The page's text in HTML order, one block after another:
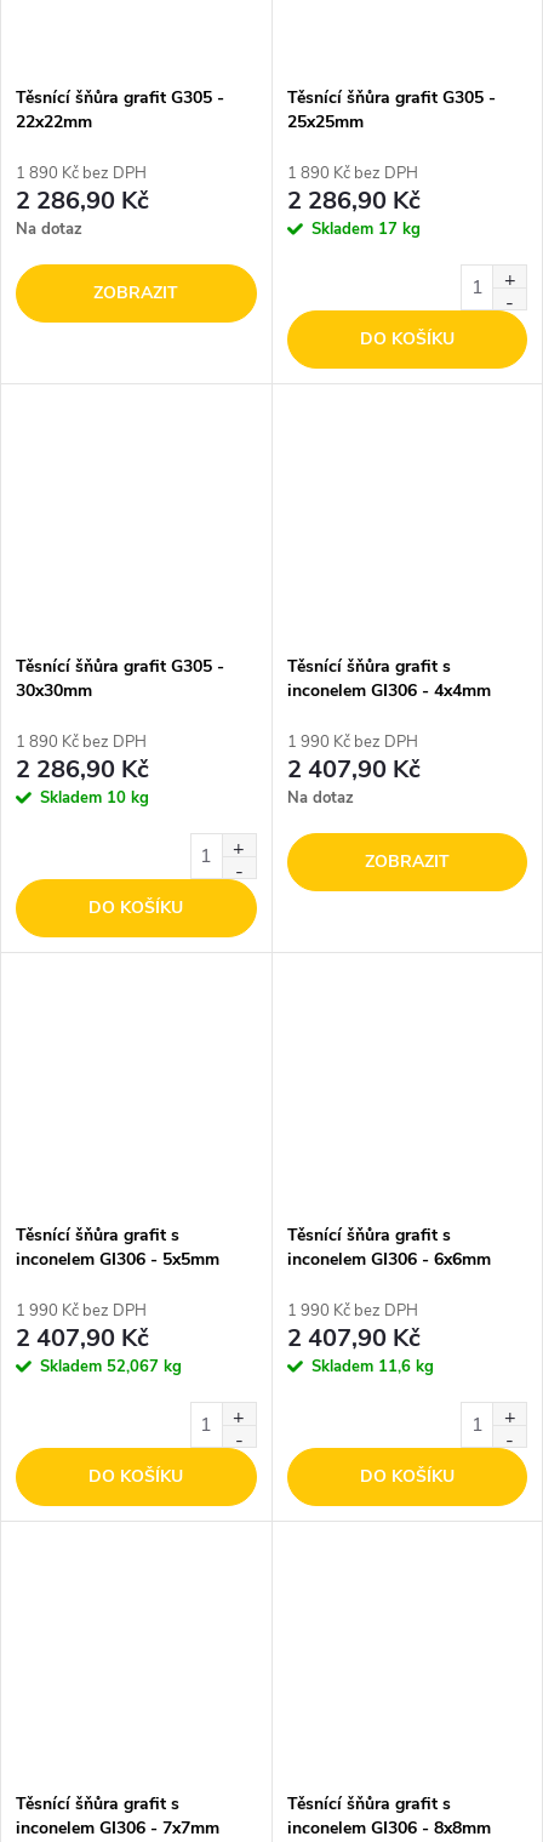
Těsnící šňůra grafit G305 -
22x22mm
1 890 Kč bez DPH
2 286,90 Kč
Na dotaz
ZOBRAZIT
Těsnící šňůra grafit G305 -
25x25mm
1 890 Kč bez DPH
2 286,90 Kč
Skladem 17 kg
DO KOŠÍKU
Těsnící šňůra grafit G305 -
30x30mm
1 890 Kč bez DPH
2 286,90 Kč
Skladem 10 kg
DO KOŠÍKU
Těsnící šňůra grafit s
inconelem GI306 - 4x4mm
1 990 Kč bez DPH
2 407,90 Kč
Na dotaz
ZOBRAZIT
Těsnící šňůra grafit s
inconelem GI306 - 5x5mm
1 990 Kč bez DPH
2 407,90 Kč
Skladem 52,067 kg
DO KOŠÍKU
Těsnící šňůra grafit s
inconelem GI306 - 6x6mm
1 990 Kč bez DPH
2 407,90 Kč
Skladem 11,6 kg
DO KOŠÍKU
Těsnící šňůra grafit s
inconelem GI306 - 7x7mm
Těsnící šňůra grafit s
inconelem GI306 - 8x8mm